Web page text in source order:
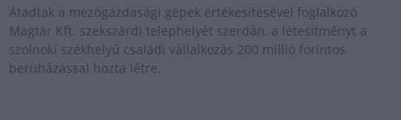
Átadták a mezőgazdasági gépek értékesítésével foglalkozó
Magtár Kft. szekszárdi telephelyét szerdán, a létesítményt a
szolnoki székhelyű családi vállalkozás 200 millió forintos
beruházással hozta létre.